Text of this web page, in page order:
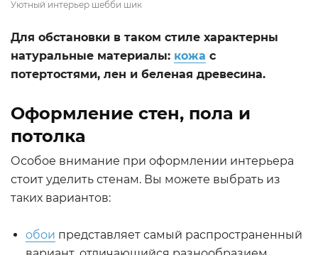
Уютный интерьер шебби шик
Для обстановки в таком стиле характерны
натуральные материалы: кожа с
потертостями, лен и беленая древесина.
Оформление стен, пола и
потолка
Особое внимание при оформлении интерьера
стоит уделить стенам. Вы можете выбрать из
таких вариантов:
обои представляет самый распространенный